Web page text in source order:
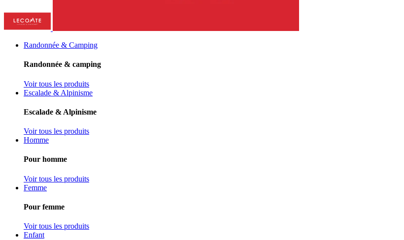
Randonnée & Camping
Randonnée & camping
Voir tous les produits
Escalade & Alpinisme
Escalade & Alpinisme
Voir tous les produits
Homme
Pour homme
Voir tous les produits
Femme
Pour femme
Voir tous les produits
Enfant